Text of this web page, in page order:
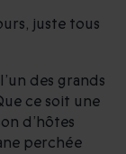
juste tous
des grands
ce soit une
d’hôtes
perchée